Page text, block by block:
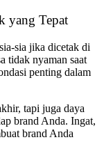
yang Tepat
sia jika dicetak di
tidak nyaman saat
penting dalam
tapi juga daya
brand Anda. Ingat,
brand Anda